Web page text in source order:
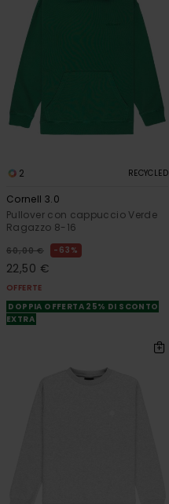
2 RECYCLED
Cornell 3.0
Pullover con cappuccio Verde
Ragazzo 8-16
60,00 € 63%
22,50 €
OFFERTE
DOPPIA OFFERTA 25% DI SCONTO
EXTRA